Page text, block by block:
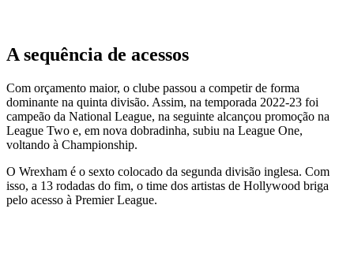
A sequência de acessos
Com orçamento maior, o clube passou a competir de forma
dominante na quinta divisão. Assim, na temporada 2022-23 foi
campeão da National League, na seguinte alcançou promoção na
League Two e, em nova dobradinha, subiu na League One,
voltando à Championship.
O Wrexham é o sexto colocado da segunda divisão inglesa. Com
isso, a 13 rodadas do fim, o time dos artistas de Hollywood briga
pelo acesso à Premier League.